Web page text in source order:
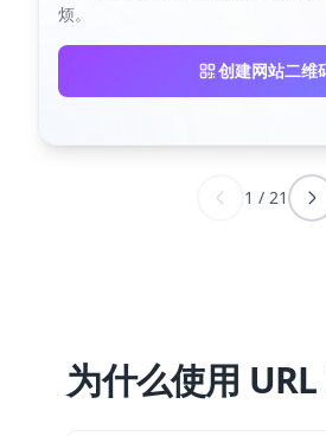
烦。
创建网站二维
1 / 21
为什么使用